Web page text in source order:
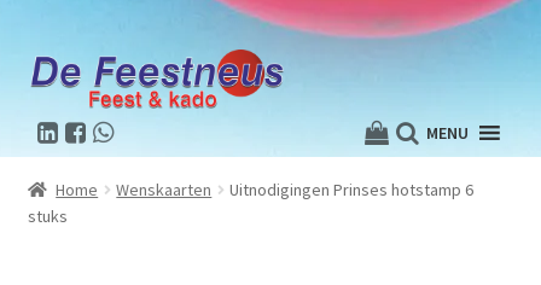
MENU
Home Wenskaarten
Uitnodigingen Prinses hotstamp 6
stuks